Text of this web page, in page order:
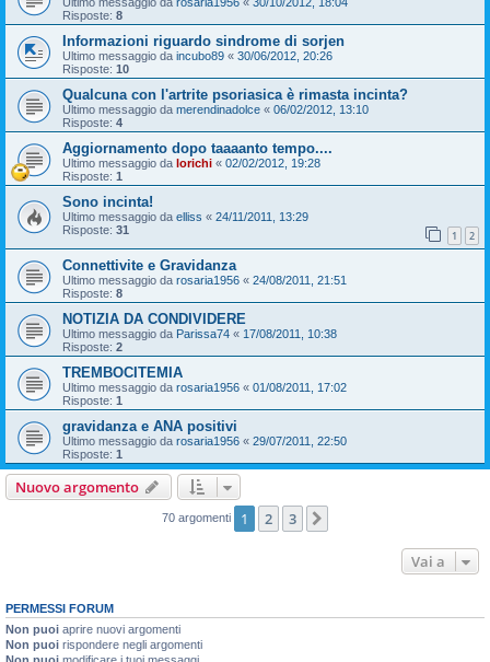
Risposte: 8
Informazioni riguardo sindrome di sorjen
Ultimo messaggio da incubo89 « 30/06/2012, 20:26
Risposte: 10
Qualcuna con l'artrite psoriasica è rimasta incinta?
Ultimo messaggio da merendinadolce « 06/02/2012, 13:10
Risposte: 4
Aggiornamento dopo taaaanto tempo....
Ultimo messaggio da lorichi « 02/02/2012, 19:28
Risposte: 1
Sono incinta!
Ultimo messaggio da elliss « 24/11/2011, 13:29
Risposte: 31 1 2
Connettivite e Gravidanza
Ultimo messaggio da rosaria1956 « 24/08/2011, 21:51
Risposte: 8
NOTIZIA DA CONDIVIDERE
Ultimo messaggio da Parissa74 « 17/08/2011, 10:38
Risposte: 2
TREMBOCITEMIA
Ultimo messaggio da rosaria1956 « 01/08/2011, 17:02
Risposte: 1
gravidanza e ANA positivi
Ultimo messaggio da rosaria1956 « 29/07/2011, 22:50
Risposte: 1
Nuovo argomento
70 argomenti 1 2 3
Vai a
PERMESSI FORUM
Non puoi aprire nuovi argomenti
Non puoi rispondere negli argomenti